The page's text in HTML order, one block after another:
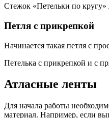
Стежок «Петельки по кругу»
Петля с прикрепкой
Начинается такая петля с
Петелька с прикрепкой и с
Атласные ленты
Для начала работы
материал. Например, если